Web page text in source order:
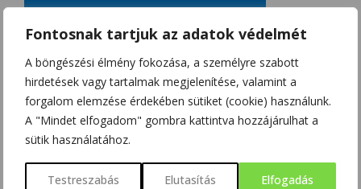
Fontosnak tartjuk az adatok védelmét
A böngészési élmény fokozása, a személyre szabott
hirdetések vagy tartalmak megjelenítése, valamint a
forgalom elemzése érdekében sütiket (cookie) használunk.
A "Mindet elfogadom" gombra kattintva hozzájárulhat a
sütik használatához.
Testreszabás Elutasítás Elfogadás